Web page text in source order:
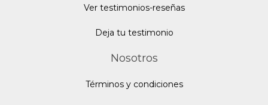
Ver testimonios-reseñas
Deja tu testimonio
Nosotros
Términos y condiciones